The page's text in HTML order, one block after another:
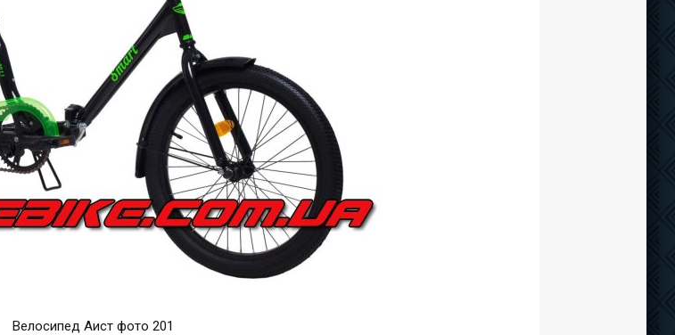
Велосипед Аист фото 201